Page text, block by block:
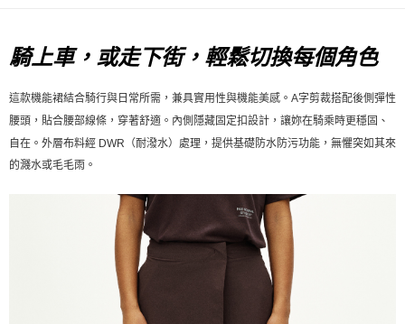
每筆NT$130，滿NT$10,000(含以上)免運費
騎上車，或走下街，輕鬆切換每個角色
這款機能裙結合騎行與日常所需，兼具實用性與機能美感。A字剪裁搭配後側彈性
腰頭，貼合腰部線條，穿著舒適。內側隱藏固定扣設計，讓妳在騎乘時更穩固、
自在。外層布料經 DWR（耐潑水）處理，提供基礎防水防污功能，無懼突如其來
的濺水或毛毛雨。